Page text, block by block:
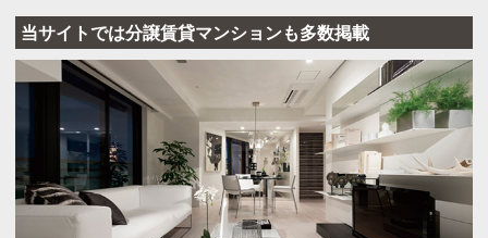
当サイトでは分譲賃貸マンションも多数掲載